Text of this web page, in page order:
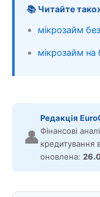
📚 Читайте
мікрозайм
мікрозайм на
👤
Редакція
Фінансові
кредитування
оновлена: